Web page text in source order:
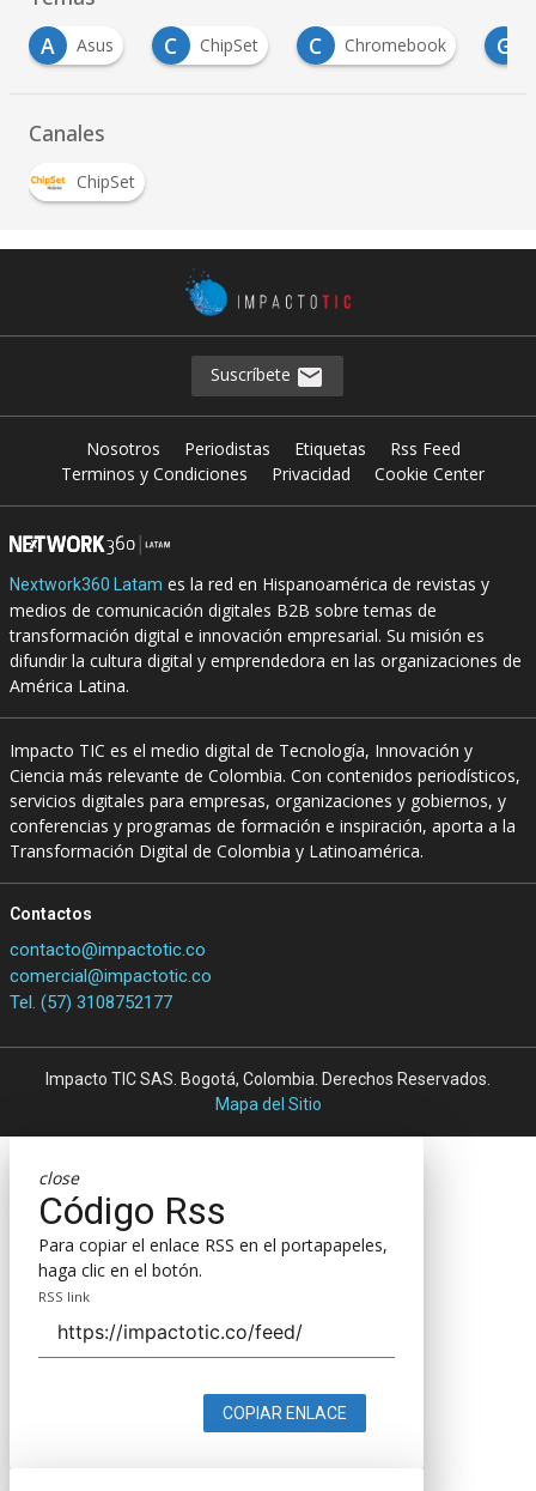
C
ChipSet C Chromebook G gamers
Canales
ChipSet
Suscríbete
Nosotros Periodistas Etiquetas
Rss Feed
Terminos y Condiciones
Privacidad Cookie Center
Nextwork360 Latam es la red en Hispanoamérica de revistas y
medios de comunicación digitales B2B sobre temas de
transformación digital e innovación empresarial. Su misión es
difundir la cultura digital y emprendedora en las organizaciones de
América Latina.
Impacto TIC es el medio digital de Tecnología, Innovación y
Ciencia más relevante de Colombia. Con contenidos periodísticos,
servicios digitales para empresas, organizaciones y gobiernos, y
conferencias y programas de formación e inspiración, aporta a la
Transformación Digital de Colombia y Latinoamérica.
Contactos
contacto@impactotic.co
comercial@impactotic.co
Tel. (57) 3108752177
Impacto TIC SAS. Bogotá, Colombia. Derechos Reservados.
Mapa del Sitio
close
Código Rss
Para copiar el enlace RSS en el portapapeles,
haga clic en el botón.
RSS link
COPIAR ENLACE